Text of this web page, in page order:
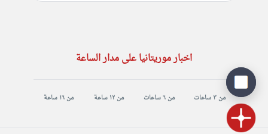
اخبار موريتانيا على مدار الساعة
من ٣ ساعات من ٦ ساعات من ١٢ ساعة من ١٦ ساعة